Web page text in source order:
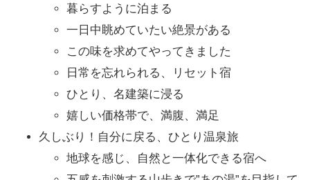
暮らすように泊まる
一日中眺めていたい絶景がある
この味を求めてやってきました
日常を忘れられる、リセット宿
ひとり、名建築に浸る
嬉しい価格帯で、満腹、満足
久しぶり！自分に戻る、ひとり温泉旅
地球を感じ、自然と一体化できる宿へ